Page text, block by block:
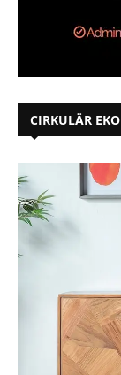
CIRKULÄR